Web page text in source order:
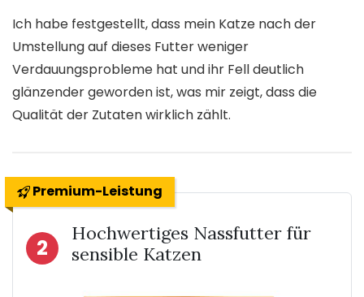
Ich habe festgestellt, dass mein Katze nach der
Umstellung auf dieses Futter weniger
Verdauungsprobleme hat und ihr Fell deutlich
glänzender geworden ist, was mir zeigt, dass die
Qualität der Zutaten wirklich zählt.
Premium-Leistung
2
Hochwertiges Nassfutter für
sensible Katzen